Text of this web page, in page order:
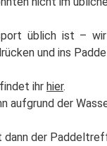
üblich ist –
und ins
ihr hier.
aufgrund der
dann der